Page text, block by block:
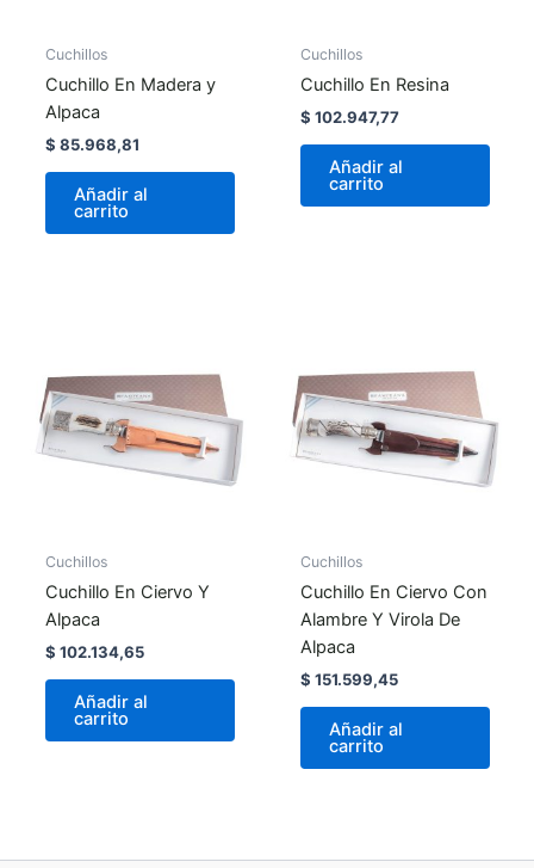
Cuchillos
Cuchillo En Madera y
Alpaca
$ 85.968,81
Añadir al
carrito
Cuchillos
Cuchillo En Resina
$ 102.947,77
Añadir al
carrito
Cuchillos
Cuchillo En Ciervo Y
Alpaca
$ 102.134,65
Añadir al
carrito
Cuchillos
Cuchillo En Ciervo Con
Alambre Y Virola De
Alpaca
$ 151.599,45
Añadir al
carrito